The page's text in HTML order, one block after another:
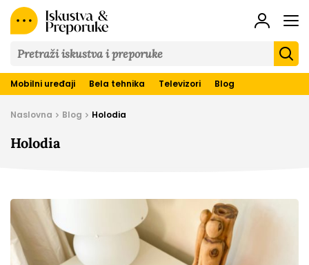
&
Preporuke
Mobilni uređaji Bela tehnika Televizori Blog
Naslovna Blog Holodia
Holodia